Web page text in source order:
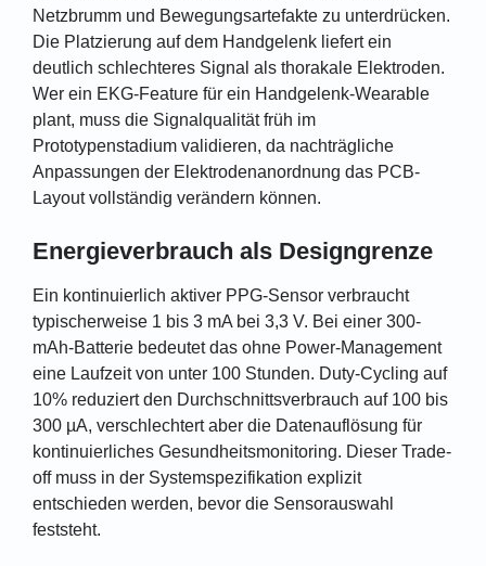
Netzbrumm und Bewegungsartefakte zu unterdrücken.
Die Platzierung auf dem Handgelenk liefert ein
deutlich schlechteres Signal als thorakale Elektroden.
Wer ein EKG-Feature für ein Handgelenk-Wearable
plant, muss die Signalqualität früh im
Prototypenstadium validieren, da nachträgliche
Anpassungen der Elektrodenanordnung das PCB-
Layout vollständig verändern können.
Energieverbrauch als Designgrenze
Ein kontinuierlich aktiver PPG-Sensor verbraucht
typischerweise 1 bis 3 mA bei 3,3 V. Bei einer 300-
mAh-Batterie bedeutet das ohne Power-Management
eine Laufzeit von unter 100 Stunden. Duty-Cycling auf
10% reduziert den Durchschnittsverbrauch auf 100 bis
300 µA, verschlechtert aber die Datenauflösung für
kontinuierliches Gesundheitsmonitoring. Dieser Trade-
off muss in der Systemspezifikation explizit
entschieden werden, bevor die Sensorauswahl
feststeht.